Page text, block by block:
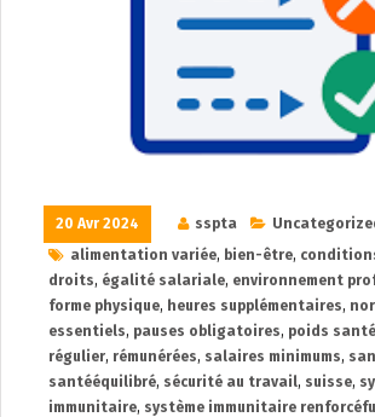
20 Avr 2024 sspta
alimentation variée, bien-être,
droits, égalité salariale, environnement
forme physique, heures supplémentaires,
essentiels, pauses obligatoires, poids
régulier, rémunérées, salaires minimums,
santééquilibré, sécurité au travail, suisse,
immunitaire, système immunitaire